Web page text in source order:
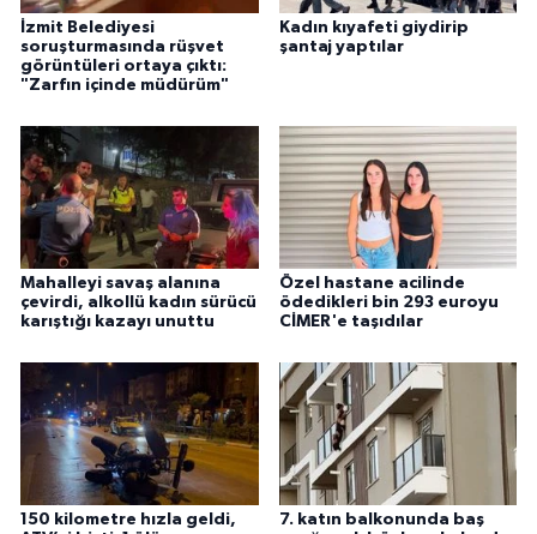
İzmit Belediyesi
soruşturmasında rüşvet
görüntüleri ortaya çıktı:
"Zarfın içinde müdürüm"
Kadın kıyafeti giydirip
şantaj yaptılar
Mahalleyi savaş alanına
çevirdi, alkollü kadın sürücü
karıştığı kazayı unuttu
Özel hastane acilinde
ödedikleri bin 293 euroyu
CİMER'e taşıdılar
150 kilometre hızla geldi,
7. katın balkonunda baş